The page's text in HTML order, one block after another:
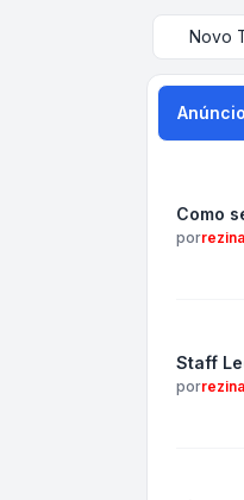
Novo
Como
porrezina
Staff
porrezina